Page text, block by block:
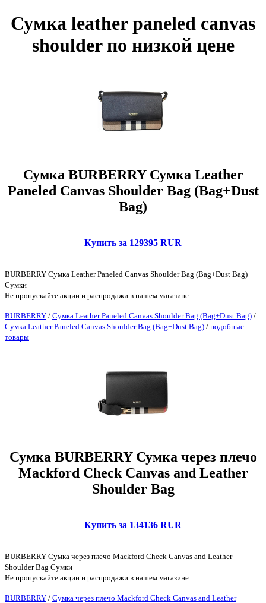
Сумка leather paneled canvas
shoulder по низкой цене
Сумка BURBERRY Сумка Leather
Paneled Canvas Shoulder Bag (Bag+Dust
Bag)
Купить за 129395 RUR
BURBERRY Сумка Leather Paneled Canvas Shoulder Bag (Bag+Dust Bag)
Сумки
Не пропускайте акции и распродажи в нашем магазине.
BURBERRY / Сумка Leather Paneled Canvas Shoulder Bag (Bag+Dust Bag) /
Сумка Leather Paneled Canvas Shoulder Bag (Bag+Dust Bag) / подобные
товары
Сумка BURBERRY Сумка через плечо
Mackford Check Canvas and Leather
Shoulder Bag
Купить за 134136 RUR
BURBERRY Сумка через плечо Mackford Check Canvas and Leather
Shoulder Bag Сумки
Не пропускайте акции и распродажи в нашем магазине.
BURBERRY / Сумка через плечо Mackford Check Canvas and Leather